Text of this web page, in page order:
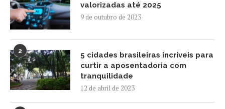
valorizadas até 2025
9 de outubro de 2023
2
5 cidades brasileiras incríveis para
curtir a aposentadoria com
tranquilidade
12 de abril de 2023